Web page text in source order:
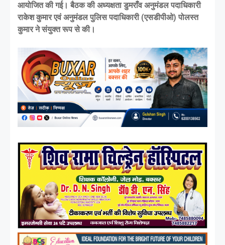
आयोजित की गई। बैठक की अध्यक्षता डुमराँव अनुमंडल पदाधिकारी
राकेश कुमार एवं अनुमंडल पुलिस पदाधिकारी (एसडीपीओ) पोलस्त
कुमार ने संयुक्त रूप से की।